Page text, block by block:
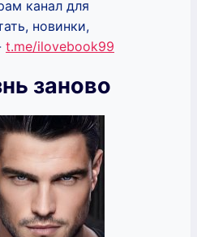
канал для
новинки,
t.me/ilovebook99
заново